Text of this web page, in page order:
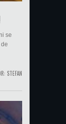
se
STEFAN